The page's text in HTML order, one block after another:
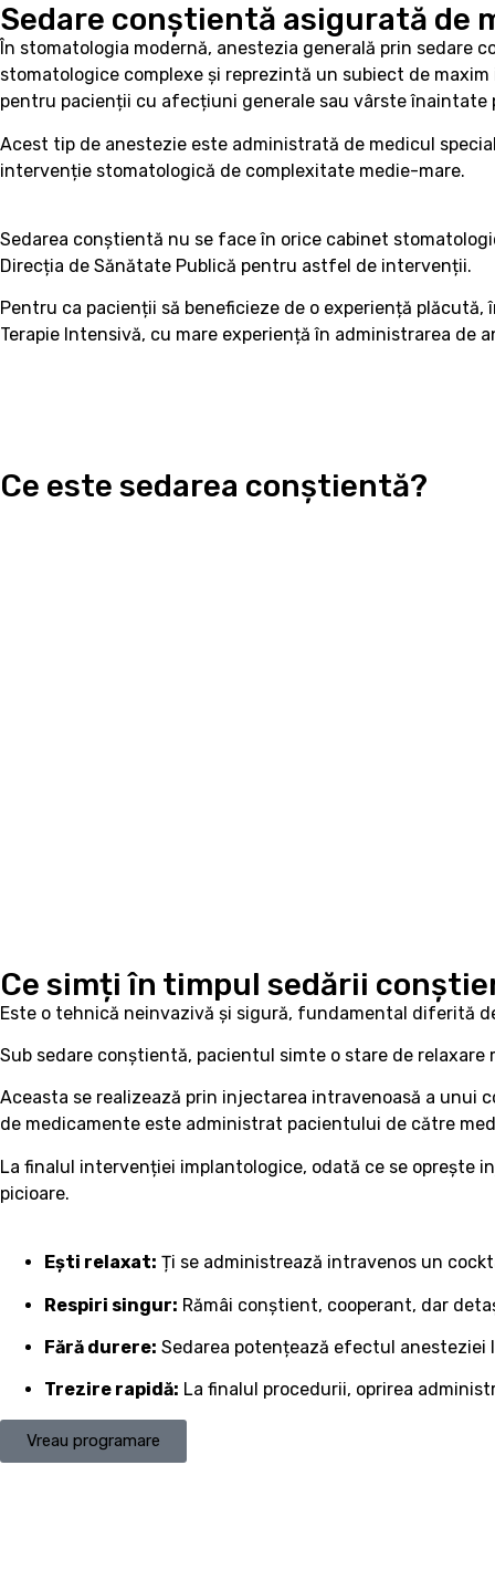
Sedare conștientă asigurată de
În stomatologia modernă, anestezia generală prin
stomatologice complexe și reprezintă un subiect de
pentru pacienții cu afecțiuni generale sau vârste
Acest tip de anestezie este administrată de medicul
intervenție stomatologică de complexitate medie-mare.
Sedarea conștientă nu se face în orice cabinet
Direcția de Sănătate Publică pentru astfel de intervenții.
Pentru ca pacienții să beneficieze de o experiență
Terapie Intensivă, cu mare experiență în administrarea de
Ce este sedarea conștientă?
Ce simți în timpul sedării
Este o tehnică neinvazivă și sigură, fundamental diferită
Sub sedare conștientă, pacientul simte o stare de
Aceasta se realizează prin injectarea intravenoasă a unui
de medicamente este administrat pacientului de către
La finalul intervenției implantologice, odată ce se oprește
picioare.
Ești relaxat: Ți se administrează intravenos un
Respiri singur: Rămâi conștient, cooperant, dar
Fără durere: Sedarea potențează efectul
Trezire rapidă: La finalul procedurii, oprirea
Vreau programare